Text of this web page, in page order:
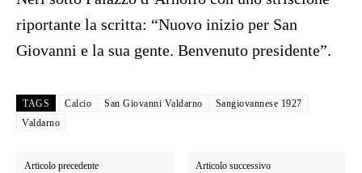
riportante la scritta: “Nuovo inizio per San
Giovanni e la sua gente. Benvenuto presidente”.
TAGS Calcio San Giovanni Valdarno
Sangiovannese 1927
Valdarno
Articolo precedente Articolo successivo